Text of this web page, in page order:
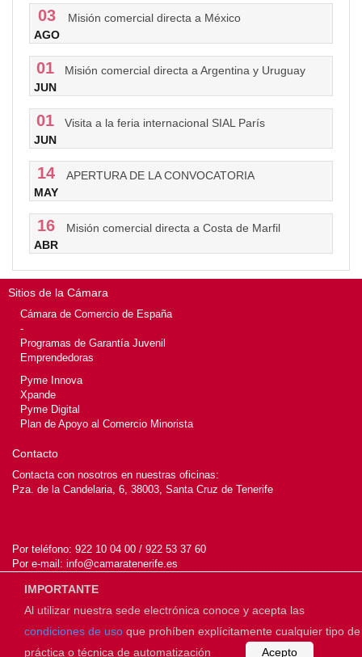
03
AGO
Misión comercial directa a México
01
JUN
Misión comercial directa a Argentina y Uruguay
01
JUN
Visita a la feria internacional SIAL París
14
MAY
APERTURA DE LA CONVOCATORIA
16
ABR
Misión comercial directa a Costa de Marfil
Sitios de la Cámara
Cámara de Comercio de España
-
Programas de Garantía Juvenil
Emprendedoras
Pyme Innova
Xpande
Pyme Digital
Plan de Apoyo al Comercio Minorista
Contacto
Contacta con nosotros en nuestras oficinas:
Pza. de la Candelaria, 6, 38003, Santa Cruz de Tenerife
Por teléfono: 922 10 04 00 / 922 53 37 60
Por e-mail: info@camaratenerife.es
© 2026Cámara de Tenerife
IMPORTANTE
Al utilizar nuestra sede electrónica conoce y acepta las
condiciones de uso que prohíben explícitamente cualquier tipo de
práctica o técnica de automatización
Acepto